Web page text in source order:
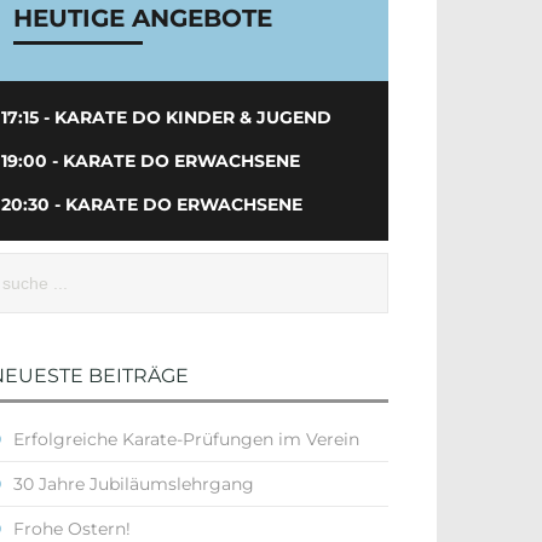
HEUTIGE ANGEBOTE
17:15 - KARATE DO KINDER & JUGEND
19:00 - KARATE DO ERWACHSENE
20:30 - KARATE DO ERWACHSENE
BEITRÄGE
Erfolgreiche Karate-Prüfungen im Verein
30 Jahre Jubiläumslehrgang
Frohe Ostern!